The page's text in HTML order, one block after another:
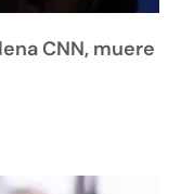
CNN, muere